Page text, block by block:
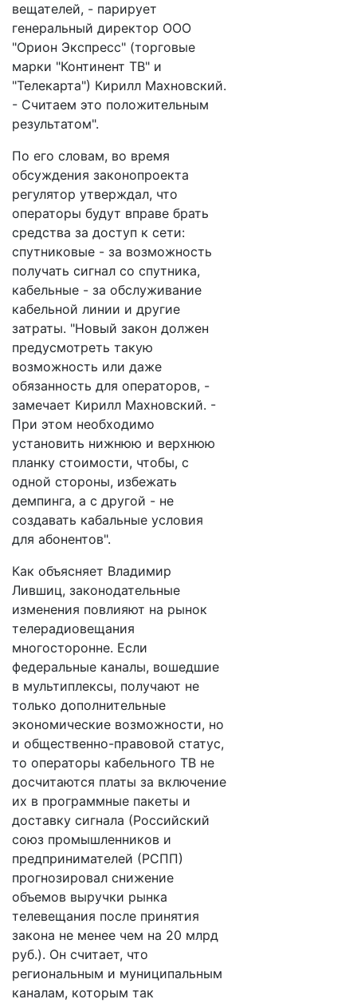
вещателей, - парирует
генеральный директор ООО
"Орион Экспресс" (торговые
марки "Континент ТВ" и
"Телекарта") Кирилл Махновский.
- Считаем это положительным
результатом".
По его словам, во время
обсуждения законопроекта
регулятор утверждал, что
операторы будут вправе брать
средства за доступ к сети:
спутниковые - за возможность
получать сигнал со спутника,
кабельные - за обслуживание
кабельной линии и другие
затраты. "Новый закон должен
предусмотреть такую
возможность или даже
обязанность для операторов, -
замечает Кирилл Махновский. -
При этом необходимо
установить нижнюю и верхнюю
планку стоимости, чтобы, с
одной стороны, избежать
демпинга, а с другой - не
создавать кабальные условия
для абонентов".
Как объясняет Владимир
Лившиц, законодательные
изменения повлияют на рынок
телерадиовещания
многосторонне. Если
федеральные каналы, вошедшие
в мультиплексы, получают не
только дополнительные
экономические возможности, но
и общественно-правовой статус,
то операторы кабельного ТВ не
досчитаются платы за включение
их в программные пакеты и
доставку сигнала (Российский
союз промышленников и
предпринимателей (РСПП)
прогнозировал снижение
объемов выручки рынка
телевещания после принятия
закона не менее чем на 20 млрд
руб.). Он считает, что
региональным и муниципальным
каналам, которым так